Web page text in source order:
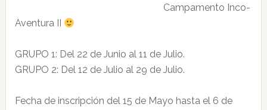
Campamento Inco-
Aventura II
GRUPO 1: Del 22 de Junio al 11 de Julio.
GRUPO 2: Del 12 de Julio al 29 de Julio.
Fecha de inscripción del 15 de Mayo hasta el 6 de